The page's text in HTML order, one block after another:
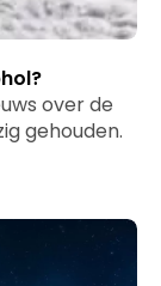
over de
gehouden.